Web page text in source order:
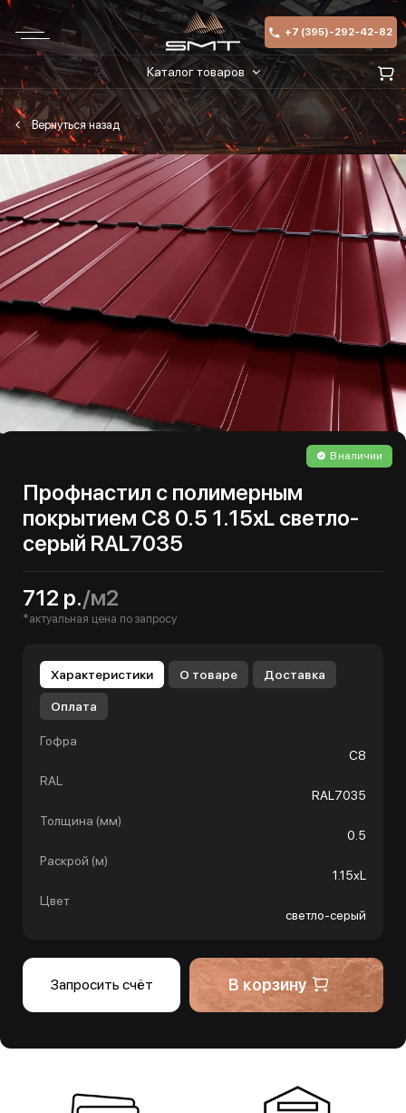
+7 (395)-292-42-82
Каталог товаров
В наличии
Профнастил с полимерным
покрытием С8 0.5 1.15хL светло-
серый RAL7035
712 р./м2
*актуальная цена по запросу
Характеристики О товаре Доставка
Оплата
Гофра
С8
RAL
RAL7035
Толщина (мм)
0.5
Раскрой (м)
1.15хL
Цвет
светло-серый
Запросить счёт В корзину